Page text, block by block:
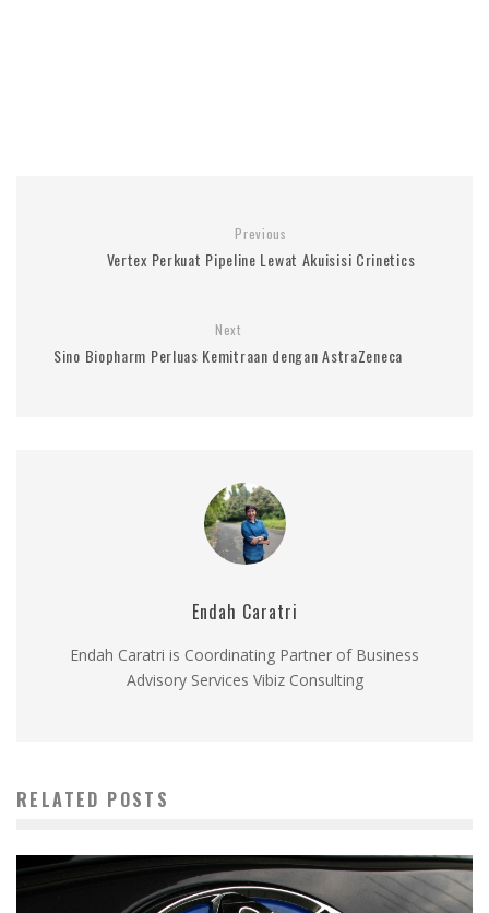
Previous
Vertex Perkuat Pipeline Lewat Akuisisi Crinetics
Next
Sino Biopharm Perluas Kemitraan dengan AstraZeneca
Endah Caratri
Endah Caratri is Coordinating Partner of Business
Advisory Services Vibiz Consulting
RELATED POSTS